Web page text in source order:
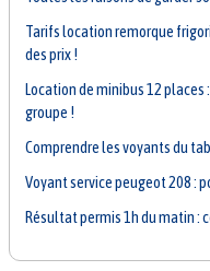
Tarifs location remorque
des prix !
Location de minibus 12
groupe !
Comprendre les voyants du
Voyant service peugeot 208 :
Résultat permis 1h du matin :